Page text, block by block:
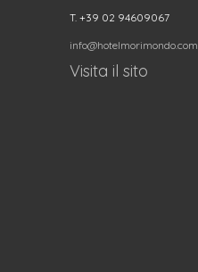
T. +39 02 94609067
info@hotelmorimondo.com
Visita il sito